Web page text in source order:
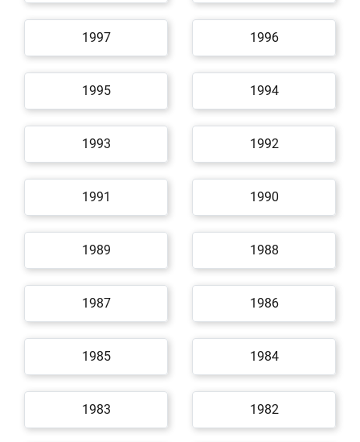
1997 1996
1995 1994
1993 1992
1991 1990
1989 1988
1987 1986
1985 1984
1983 1982